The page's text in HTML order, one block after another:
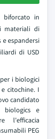
in
materiali di
espandersi
di USD
i biologici
citochine. I
candidato
biologics e
l'efficacia
PEG